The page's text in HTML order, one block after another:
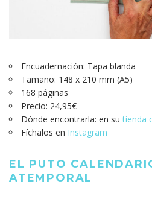
Encuadernación: Tapa blanda
Tamaño: 148 x 210 mm (A5)
168 páginas
Precio: 24,95€
Dónde encontrarla: en sutienda
Fíchalos en Instagram
EL PUTO
ATEMPORAL